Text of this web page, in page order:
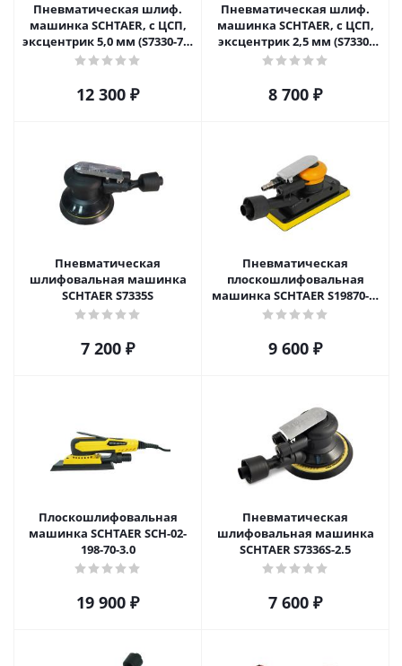
Пневматическая шлиф.
машинка SCHTAER, c ЦСП,
эксцентрик 5,0 мм (S7330-77-
5.0)
12 300 ₽
Пневматическая шлиф.
машинка SCHTAER, c ЦСП,
эксцентрик 2,5 мм (S7330-
150-2.5)
8 700 ₽
Пневматическая
шлифовальная машинка
SCHTAER S7335S
7 200 ₽
Пневматическая
плоскошлифовальная
машинка SCHTAER S19870-1-
3.0
9 600 ₽
Плоскошлифовальная
машинка SCHTAER SCH-02-
198-70-3.0
19 900 ₽
Пневматическая
шлифовальная машинка
SCHTAER S7336S-2.5
7 600 ₽